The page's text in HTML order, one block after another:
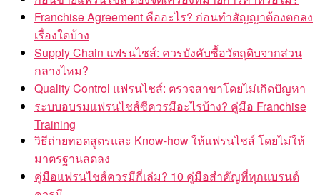
Franchise Agreement คืออะไร? ก่อนทำสัญญาต้องตกลง
เรื่องใดบ้าง
Supply Chain แฟรนไชส์: ควรบังคับซื้อวัตถุดิบจากส่วน
กลางไหม?
Quality Control แฟรนไชส์: ตรวจสาขาโดยไม่เกิดปัญหา
ระบบอบรมแฟรนไชส์ซีควรมีอะไรบ้าง? คู่มือ Franchise
Training
วิธีถ่ายทอดสูตรและ Know-how ให้แฟรนไชส์ โดยไม่ให้
มาตรฐานลดลง
คู่มือแฟรนไชส์ควรมีกี่เล่ม? 10 คู่มือสำคัญที่ทุกแบรนด์